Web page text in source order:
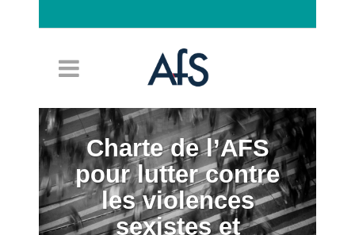
Charte de l’AFS
pour lutter contre
les violences
sexistes et